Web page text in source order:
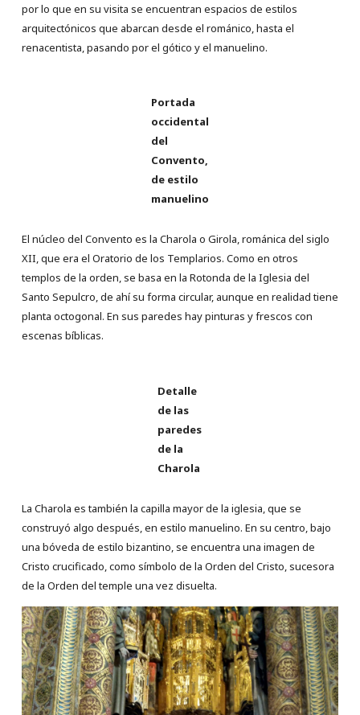
por lo que en su visita se encuentran espacios de estilos
arquitectónicos que abarcan desde el románico, hasta el
renacentista, pasando por el gótico y el manuelino.
Portada
occidental
del
Convento,
de estilo
manuelino
El núcleo del Convento es la Charola o Girola, románica del siglo
XII, que era el Oratorio de los Templarios. Como en otros
templos de la orden, se basa en la Rotonda de la Iglesia del
Santo Sepulcro, de ahí su forma circular, aunque en realidad tiene
planta octogonal. En sus paredes hay pinturas y frescos con
escenas bíblicas.
Detalle
de las
paredes
de la
Charola
La Charola es también la capilla mayor de la iglesia, que se
construyó algo después, en estilo manuelino. En su centro, bajo
una bóveda de estilo bizantino, se encuentra una imagen de
Cristo crucificado, como símbolo de la Orden del Cristo, sucesora
de la Orden del temple una vez disuelta.